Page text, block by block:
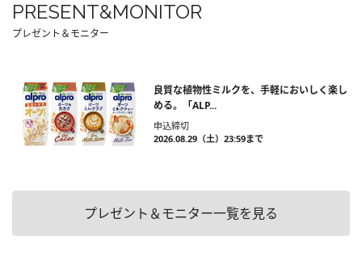
PRESENT&MONITOR
プレゼント＆モニター
良質な植物性ミルクを、手軽においしく楽し
める。「ALP...
申込締切
2026.08.29（土）23:59まで
プレゼント＆モニター一覧を見る